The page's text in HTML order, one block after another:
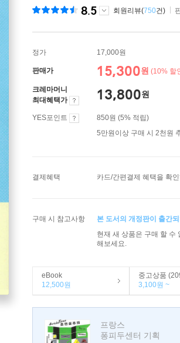
8.5 회원리뷰(750건)
정가 17,000원
판매가 15,300원 (10% 할
크레마머니
최대혜택가
13,800원
YES포인트
850원 (5% 적립)
5만원이상 구매 시 2천원
결제혜택 카드/간편결제 혜택을 확
구매 시 참고사항
본 도서의 개정판이 출간
현재 새 상품은 구매 할 수
해보세요.
eBook
12,500원
중고상품
3,100원 ~
프랑스
퐁피두센터 기획